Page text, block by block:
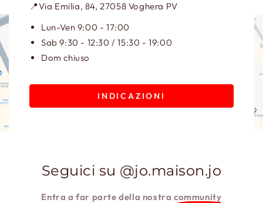
📍Via Emilia, 84, 27058 Voghera PV
Lun-Ven 9:00 - 17:00
Sab 9:30 - 12:30 / 15:30 - 19:00
Dom chiuso
INDICAZIONI
Seguici su @jo.maison.jo
Entra a far parte della nostracommunity